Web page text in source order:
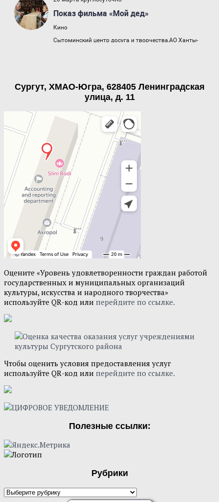
Сургут, ХМАО-Югра, 628405 Ленинградская
улица, д. 11
Оцените «Уровень удовлетворенности граждан работой
государственных и муниципальных организаций
культуры, искусства и народного творчества»
используйте QR-код или перейдите по ссылке.
Чтобы оценить условия предоставления услуг
используйте QR-код или перейдите по ссылке.
Полезные ссылки:
Рубрики
Рубрики